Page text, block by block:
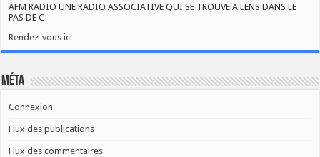
AFM RADIO UNE RADIO ASSOCIATIVE QUI SE TROUVE A LENS DANS LE
PAS DE C
Rendez-vous ici
Méta
Connexion
Flux des publications
Flux des commentaires